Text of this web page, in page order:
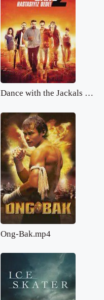
Dance with the Jackals 2.mp4
Ong-Bak.mp4